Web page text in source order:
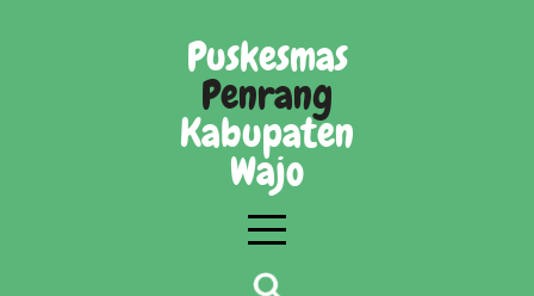
Puskesmas
Penrang
Kabupaten
Wajo